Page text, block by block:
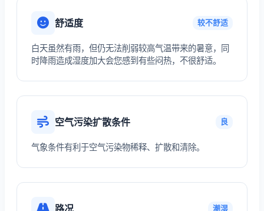
舒适度 较不舒适
白天虽然有雨，但仍无法削弱较高气温带来的暑意，同
时降雨造成湿度加大会您感到有些闷热，不很舒适。
空气污染扩散条件 良
气象条件有利于空气污染物稀释、扩散和清除。
路况 潮湿